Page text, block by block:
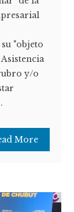
"objeto
y/o
More